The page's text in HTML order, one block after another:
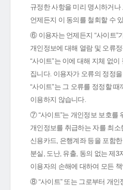
규정한 사항을 미리 명시하거
언제든지 이 동의를 철회할 수
⑥ 이용자는 언제든지 “사이트”
개인정보에 대해 열람 및 오류
“사이트”는 이에 대해 지체 없
집니다. 이용자가 오류의 정정
“사이트”는 그 오류를 정정할
이용하지 않습니다.
⑦ “사이트”는 개인정보 보호를
개인정보를 취급하는 자를 최
신용카드, 은행계좌 등을 포함
분실, 도난, 유출, 동의 없는 제3
이용자의 손해에 대하여 모든
⑧ “사이트” 또는 그로부터 개인